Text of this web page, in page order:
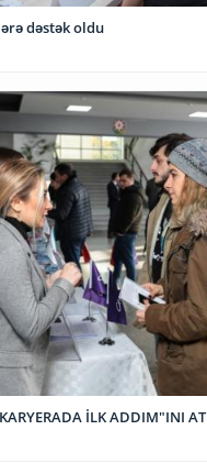
dəstək oldu
İLK ADDIM"INI AT